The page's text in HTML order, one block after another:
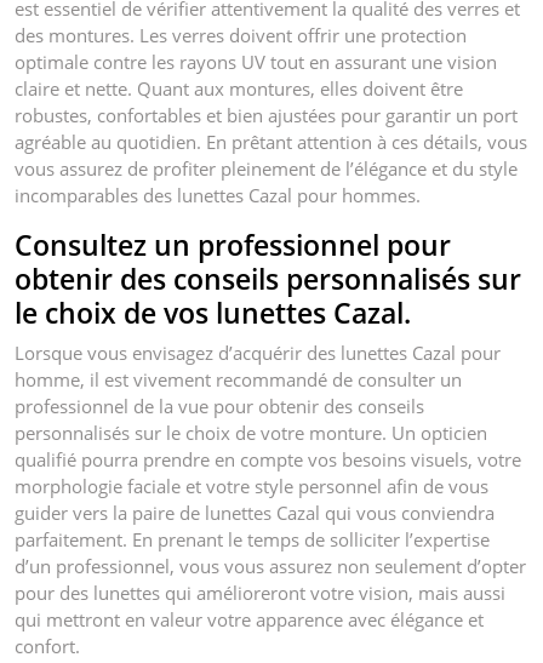
est essentiel de vérifier attentivement la qualité des verres et
des montures. Les verres doivent offrir une protection
optimale contre les rayons UV tout en assurant une vision
claire et nette. Quant aux montures, elles doivent être
robustes, confortables et bien ajustées pour garantir un port
agréable au quotidien. En prêtant attention à ces détails, vous
vous assurez de profiter pleinement de l’élégance et du style
incomparables des lunettes Cazal pour hommes.
Consultez un professionnel pour
obtenir des conseils personnalisés sur
le choix de vos lunettes Cazal.
Lorsque vous envisagez d’acquérir des lunettes Cazal pour
homme, il est vivement recommandé de consulter un
professionnel de la vue pour obtenir des conseils
personnalisés sur le choix de votre monture. Un opticien
qualifié pourra prendre en compte vos besoins visuels, votre
morphologie faciale et votre style personnel afin de vous
guider vers la paire de lunettes Cazal qui vous conviendra
parfaitement. En prenant le temps de solliciter l’expertise
d’un professionnel, vous vous assurez non seulement d’opter
pour des lunettes qui amélioreront votre vision, mais aussi
qui mettront en valeur votre apparence avec élégance et
confort.